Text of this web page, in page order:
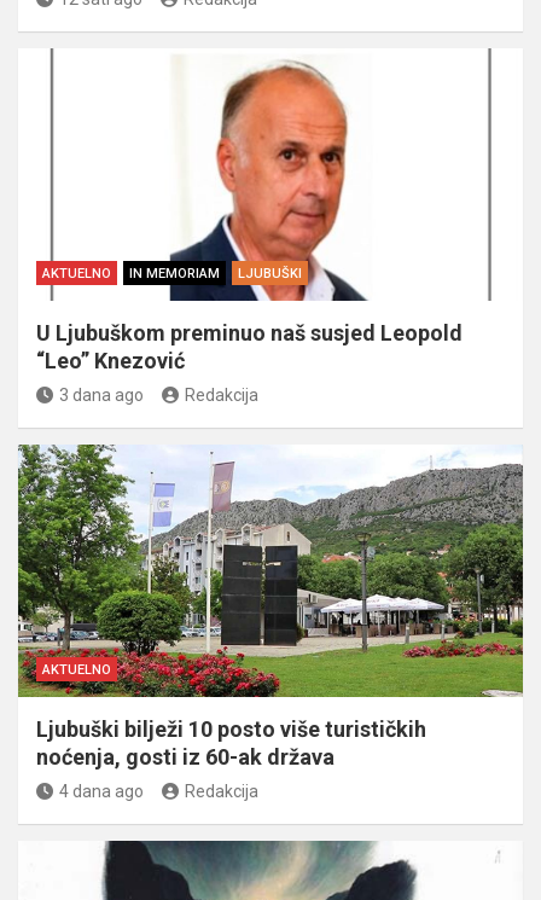
AKTUELNO IN MEMORIAM LJUBUŠKI
U Ljubuškom preminuo naš susjed Leopold
“Leo” Knezović
3 dana ago Redakcija
AKTUELNO
Ljubuški bilježi 10 posto više turističkih
noćenja, gosti iz 60-ak država
4 dana ago Redakcija